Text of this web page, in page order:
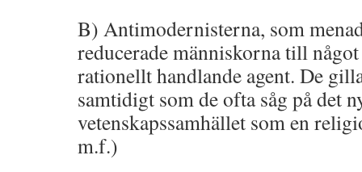
B) Antimodernisterna, som
reducerade människorna till
rationellt handlande agent. De
samtidigt som de ofta såg på det
vetenskapssamhället som en
m.f.)